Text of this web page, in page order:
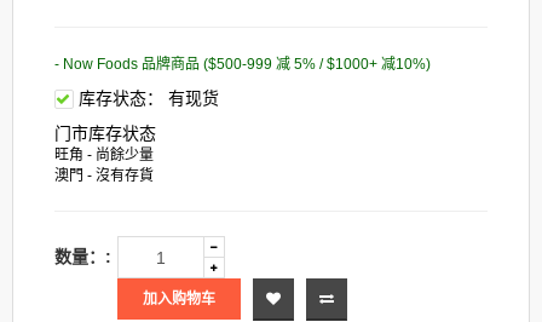
- Now Foods 品牌商品 ($500-999 减 5% / $1000+ 减10%)
库存状态：
有现货
门市库存状态
旺角 - 尚餘少量
澳門 - 沒有存貨
数量：:
加入购物车